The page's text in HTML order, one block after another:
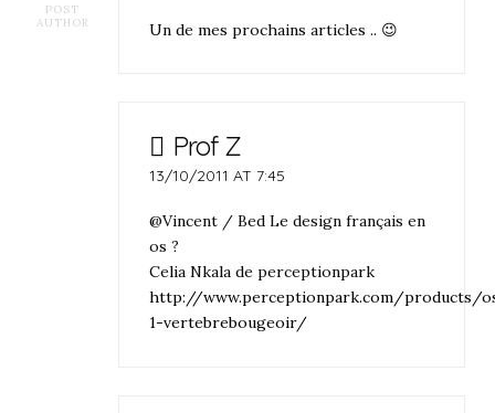
POST
AUTHOR
Un de mes prochains articles .. 😉
Prof Z
13/10/2011 AT 7:45
@Vincent / Bed Le design français en
os ?
Celia Nkala de perceptionpark
http://www.perceptionpark.com/products/
1-vertebrebougeoir/